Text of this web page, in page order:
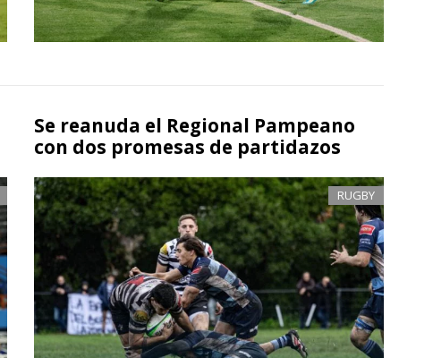
Se reanuda el Regional Pampeano
con dos promesas de partidazos
RUGBY